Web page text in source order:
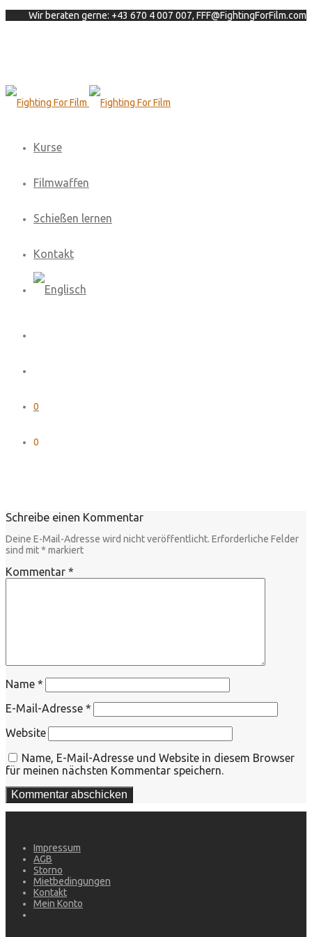
Wir beraten gerne: +43 670 4 007 007, FFF@FightingForFilm.com
Kurse
Filmwaffen
Schießen lernen
Kontakt
0
0
Schreibe einen Kommentar
Deine E-Mail-Adresse wird nicht veröffentlicht. Erforderliche Felder
sind mit* markiert
Kommentar *
Name *
E-Mail-Adresse *
Website
Name, E-Mail-Adresse und Website in diesem Browser
für meinen nächsten Kommentar speichern.
Impressum
AGB
Storno
Mietbedingungen
Kontakt
Mein Konto